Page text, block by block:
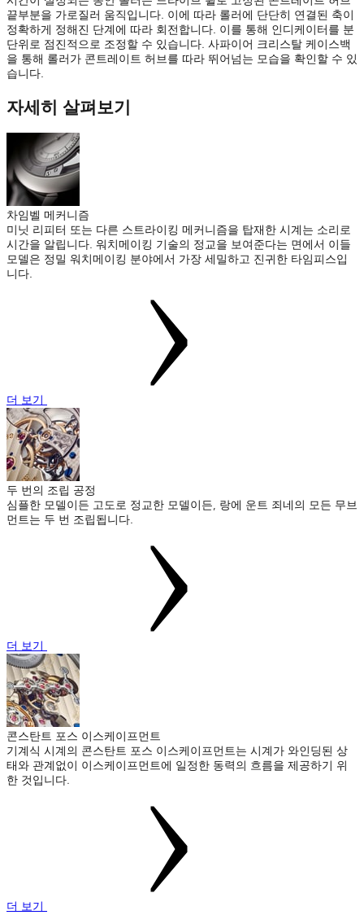
끝부분을 가로질러 움직입니다. 이에 따라 롤러에 단단히 연결된 축이
정확하게 정해진 단계에 따라 회전합니다. 이를 통해 인디케이터를 분
단위로 점진적으로 조정할 수 있습니다. 사파이어 크리스탈 케이스백
을 통해 롤러가 콘트레이트 허브를 따라 뛰어넘는 모습을 확인할 수 있
습니다.
자세히 살펴보기
차임벨 메커니즘
미닛 리피터 또는 다른 스트라이킹 메커니즘을 탑재한 시계는 소리로
시간을 알립니다. 워치메이킹 기술의 정교을 보여준다는 면에서 이들
모델은 정밀 워치메이킹 분야에서 가장 세밀하고 진귀한 타임피스입
니다.
더 보기
두 번의 조립 공정
심플한 모델이든 고도로 정교한 모델이든, 랑에 운트 죄네의 모든 무브
먼트는 두 번 조립됩니다.
더 보기
콘스탄트 포스 이스케이프먼트
기계식 시계의 콘스탄트 포스 이스케이프먼트는 시계가 와인딩된 상
태와 관계없이 이스케이프먼트에 일정한 동력의 흐름을 제공하기 위
한 것입니다.
더 보기